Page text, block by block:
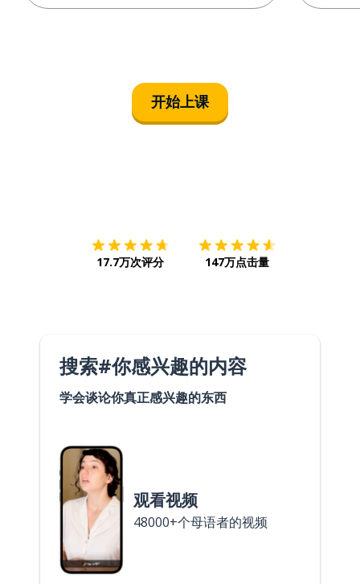
开始上课
17.7万次评分 147万点击量
搜索#你感兴趣的内容
学会谈论你真正感兴趣的东西
观看视频
48000+个母语者的视频